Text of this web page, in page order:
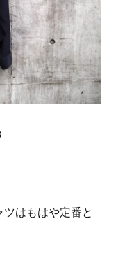
はもはや定番と